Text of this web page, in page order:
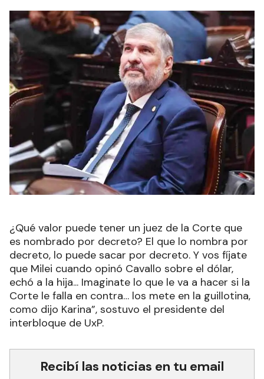
¿Qué valor puede tener un juez de la Corte que
es nombrado por decreto? El que lo nombra por
decreto, lo puede sacar por decreto. Y vos fíjate
que Milei cuando opinó Cavallo sobre el dólar,
echó a la hija... Imaginate lo que le va a hacer si la
Corte le falla en contra… los mete en la guillotina,
como dijo Karina”, sostuvo el presidente del
interbloque de UxP.
Recibí las noticias en tu email